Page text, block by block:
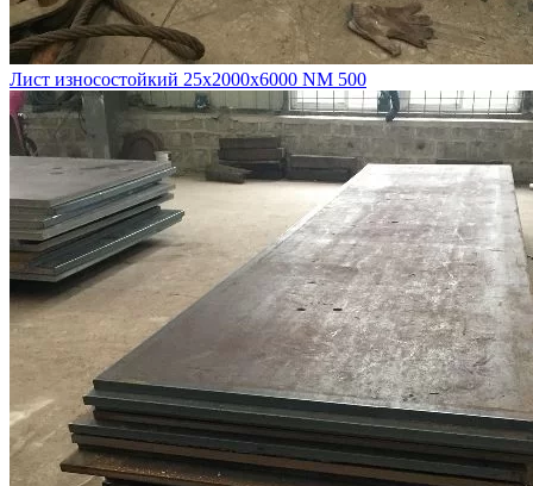
Лист износостойкий 25х2000х6000 NM 500